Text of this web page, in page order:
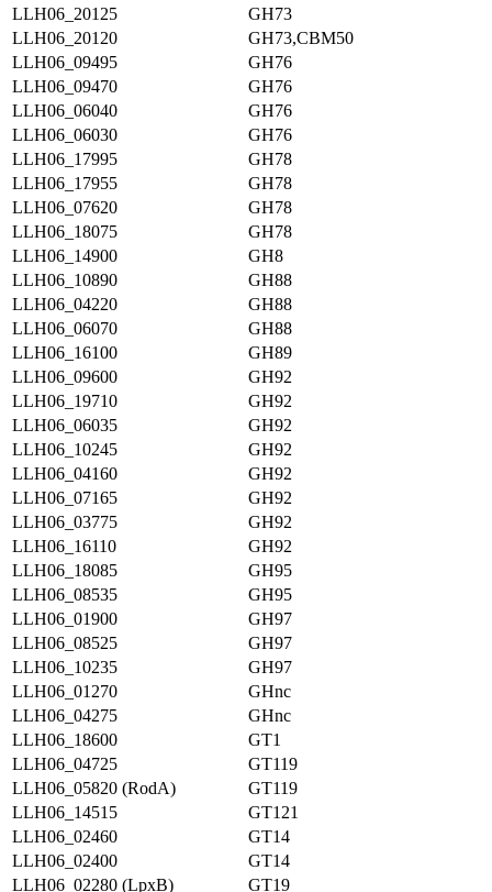
LLH06_20125
GH73
LLH06_20120
GH73,CBM50
LLH06_09495
GH76
LLH06_09470
GH76
LLH06_06040
GH76
LLH06_06030
GH76
LLH06_17995
GH78
LLH06_17955
GH78
LLH06_07620
GH78
LLH06_18075
GH78
LLH06_14900
GH8
LLH06_10890
GH88
LLH06_04220
GH88
LLH06_06070
GH88
LLH06_16100
GH89
LLH06_09600
GH92
LLH06_19710
GH92
LLH06_06035
GH92
LLH06_10245
GH92
LLH06_04160
GH92
LLH06_07165
GH92
LLH06_03775
GH92
LLH06_16110
GH92
LLH06_18085
GH95
LLH06_08535
GH95
LLH06_01900
GH97
LLH06_08525
GH97
LLH06_10235
GH97
LLH06_01270
GHnc
LLH06_04275
GHnc
LLH06_18600
GT1
LLH06_04725
GT119
LLH06_05820 (RodA)
GT119
LLH06_14515
GT121
LLH06_02460
GT14
LLH06_02400
GT14
LLH06_02280 (LpxB)
GT19